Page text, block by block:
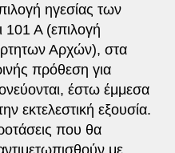
ηγεσίας των
101 Α (επιλογή
Αρχών), στα
πρόθεση για
έστω έμμεσα
εκτελεστική εξουσία.
που θα
με